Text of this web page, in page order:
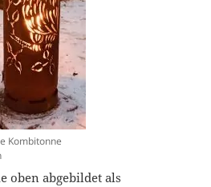
Kombitonne
oben abgebildet als